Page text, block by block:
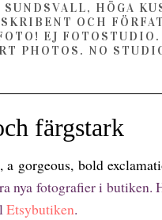
HÖGA
OCH
EJ FOTOSTUDIO.
PHOTOS. NO
färgstark
gorgeous, bold
nya fotografier i butiken.
Etsybutiken.